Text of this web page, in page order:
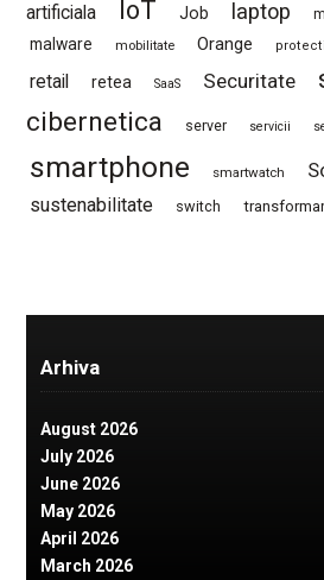
artificiala IoT Job laptop
malware mobilitate Orange
retail retea SaaS Securitate
cibernetica
server servicii
smartphone smartwatch
sustenabilitate switch
Arhiva
August 2026
July 2026
June 2026
May 2026
April 2026
March 2026